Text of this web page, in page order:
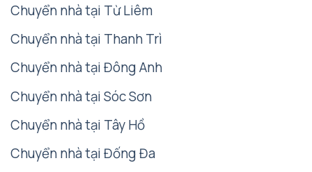
Chuyển nhà tại Từ Liêm
Chuyển nhà tại Thanh Trì
Chuyển nhà tại Đông Anh
Chuyển nhà tại Sóc Sơn
Chuyển nhà tại Tây Hồ
Chuyển nhà tại Đống Đa